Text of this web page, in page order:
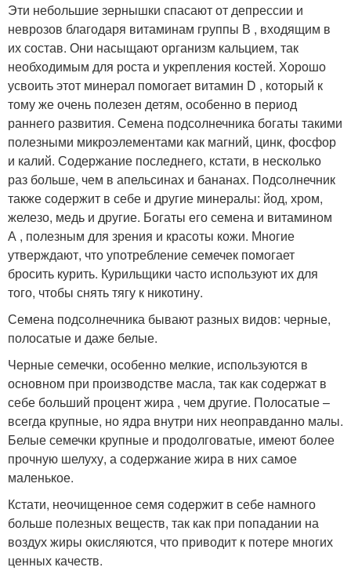
Эти небольшие зернышки спасают от депрессии и
неврозов благодаря витаминам группы В , входящим в
их состав. Они насыщают организм кальцием, так
необходимым для роста и укрепления костей. Хорошо
усвоить этот минерал помогает витамин D , который к
тому же очень полезен детям, особенно в период
раннего развития. Семена подсолнечника богаты такими
полезными микроэлементами как магний, цинк, фосфор
и калий. Содержание последнего, кстати, в несколько
раз больше, чем в апельсинах и бананах. Подсолнечник
также содержит в себе и другие минералы: йод, хром,
железо, медь и другие. Богаты его семена и витамином
А , полезным для зрения и красоты кожи. Многие
утверждают, что употребление семечек помогает
бросить курить. Курильщики часто используют их для
того, чтобы снять тягу к никотину.
Семена подсолнечника бывают разных видов: черные,
полосатые и даже белые.
Черные семечки, особенно мелкие, используются в
основном при производстве масла, так как содержат в
себе больший процент жира , чем другие. Полосатые –
всегда крупные, но ядра внутри них неоправданно малы.
Белые семечки крупные и продолговатые, имеют более
прочную шелуху, а содержание жира в них самое
маленькое.
Кстати, неочищенное семя содержит в себе намного
больше полезных веществ, так как при попадании на
воздух жиры окисляются, что приводит к потере многих
ценных качеств.